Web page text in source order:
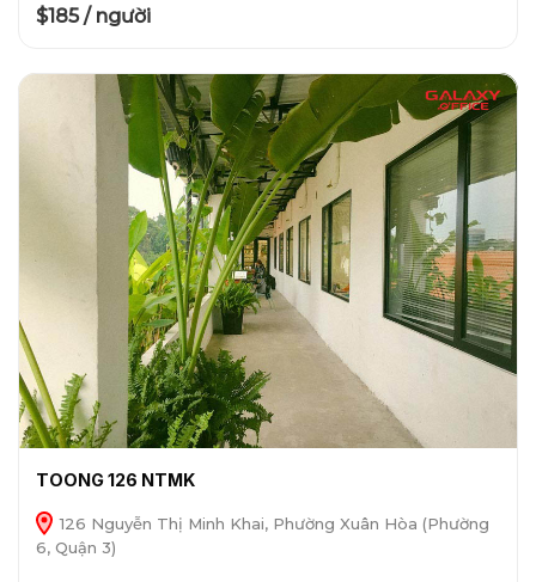
$185 / người
TOONG 126 NTMK
126 Nguyễn Thị Minh Khai, Phường Xuân Hòa (Phường
6, Quận 3)